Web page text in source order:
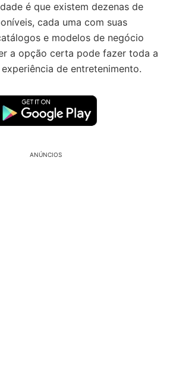
é que existem dezenas de
cada uma com suas
e modelos de negócio
a opção certa pode fazer toda a
de entretenimento.
ANÚNCIOS